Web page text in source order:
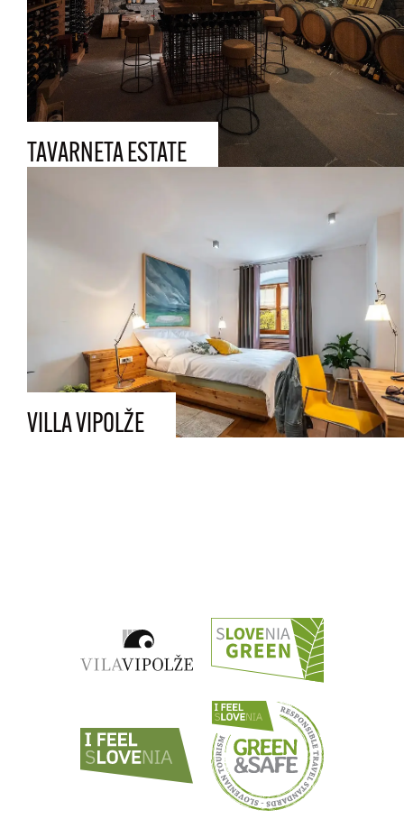
TAVARNETA ESTATE
VILLA VIPOLŽE